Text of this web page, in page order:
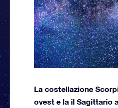
La costellazione
ovest e la il Sagittario